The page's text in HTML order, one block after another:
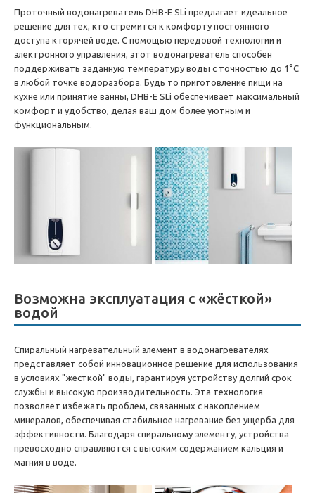
Проточный водонагреватель DHB-E SLi предлагает идеальное
решение для тех, кто стремится к комфорту постоянного
доступа к горячей воде. С помощью передовой технологии и
электронного управления, этот водонагреватель способен
поддерживать заданную температуру воды с точностью до 1°С
в любой точке водоразбора. Будь то приготовление пищи на
кухне или принятие ванны, DHB-E SLi обеспечивает максимальный
комфорт и удобство, делая ваш дом более уютным и
функциональным.
Возможна эксплуатация с «жёсткой»
водой
Спиральный нагревательный элемент в водонагревателях
представляет собой инновационное решение для использования
в условиях "жесткой" воды, гарантируя устройству долгий срок
службы и высокую производительность. Эта технология
позволяет избежать проблем, связанных с накоплением
минералов, обеспечивая стабильное нагревание без ущерба для
эффективности. Благодаря спиральному элементу, устройства
превосходно справляются с высоким содержанием кальция и
магния в воде.